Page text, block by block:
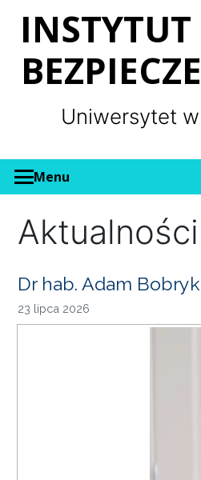
Uniwersytet
Menu
Aktualności
Dr hab. Adam
23 lipca 2026